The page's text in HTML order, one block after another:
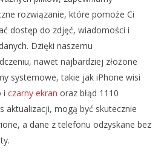
rozwiązanie, które pomoże Ci
dostęp do zdjęć, wiadomości i
Dzięki naszemu
nawet najbardziej złożone
systemowe, takie jak iPhone wisi
i czarny ekran oraz błąd 1110
aktualizacji, mogą być skutecznie
a dane z telefonu odzyskane bez